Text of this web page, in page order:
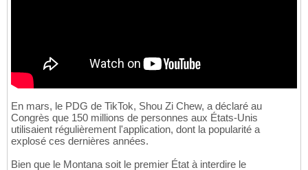
En mars, le PDG de TikTok, Shou Zi Chew, a déclaré au
Congrès que 150 millions de personnes aux États-Unis
utilisaient régulièrement l'application, dont la popularité a
explosé ces dernières années.
Bien que le Montana soit le premier État à interdire le